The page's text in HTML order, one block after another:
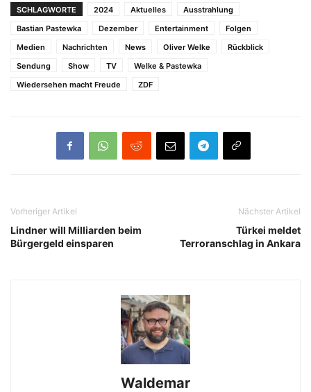
SCHLAGWORTE 2024 Aktuelles
Ausstrahlung
Bastian Pastewka
Dezember Entertainment
Folgen
Medien
Nachrichten News Oliver Welke
Rückblick
Sendung
Show TV
Welke & Pastewka
Wiedersehen macht Freude
ZDF
Vorheriger Artikel
Lindner will Milliarden beim
Bürgergeld einsparen
Nächster Artikel
Türkei meldet
Terroranschlag in Ankara
Waldemar